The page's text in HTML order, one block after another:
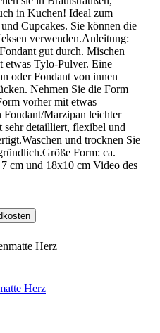
in Kuchen! Ideal zum
Cupcakes. Sie können die
verwenden.Anleitung:
gut durch. Mischen
etwas Tylo-Pulver. Eine
oder Fondant von innen
Nehmen Sie die Form
vorher mit etwas
Fondant/Marzipan leichter
detailliert, flexibel und
und trocknen Sie
Form: ca.
cm und 18x10 cm Video des
Herz